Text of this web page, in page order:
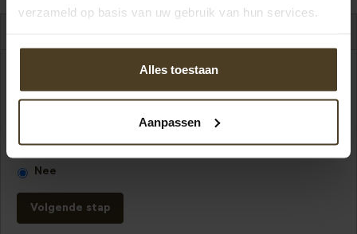
verzameld op basis van uw gebruik van hun services.
Alles toestaan
Aanpassen
Wil je een poort? *
Nee
Volgende stap